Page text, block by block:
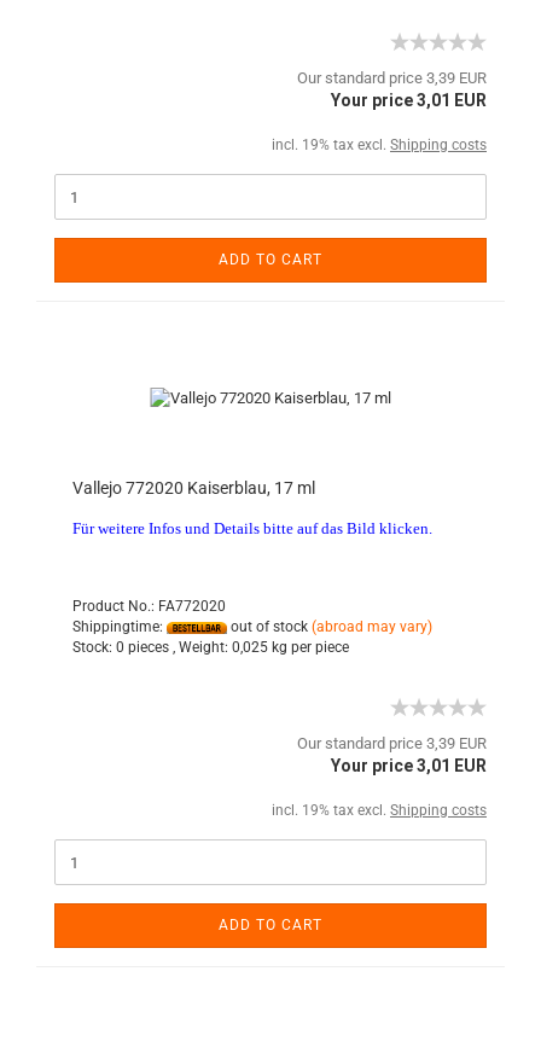
Our standard price 3,39 EUR
Your price 3,01 EUR
incl. 19% tax excl. Shipping costs
ADD TO CART
Vallejo 772020 Kaiserblau, 17 ml
Für weitere Infos und Details bitte auf das Bild klicken.
Product No.: FA772020
Shippingtime:
out of stock (abroad may vary)
Stock: 0 pieces , Weight: 0,025 kg per piece
Our standard price 3,39 EUR
Your price 3,01 EUR
incl. 19% tax excl. Shipping costs
ADD TO CART